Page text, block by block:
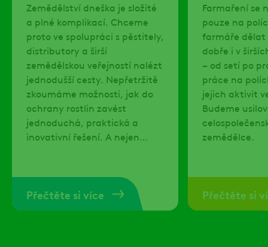
Zemědělství dneška je složité
a plné komplikací. Chceme
proto ve spolupráci s pěstitely,
distributory a širší
zemědělskou veřejností nalézt
jednodušší cesty. Nepřetržitě
zkoumáme možnosti, jak do
ochrany rostlin zavést
jednoduchá, praktická a
inovativní řešení. A nejen
Přečtěte si více
Farmaření se
pouze na
farmáře dělat
dobře i v
– od setí po
práce na
jejich aktivit
Budeme
zemědělce.
Přečtěte si